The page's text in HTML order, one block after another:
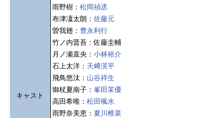
キャスト
雨野樹： 松岡禎丞
布津凜太朗： 佐藤元
曽我翅： 豊永利行
竹ノ内晋吾：佐藤圭輔
月ノ瀬直央： 小林裕介
石上太洋： 天﨑滉平
飛鳥悠汰： 山谷祥生
御杖夏南子： 峯田茉優
高田希唯： 松田颯水
雨野奈美恵： 夏川椎菜